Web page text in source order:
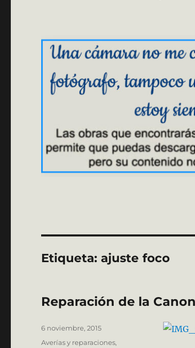
Etiqueta:ajuste foco
Reparación de la
Publicado
6 noviembre, 2015
Categorías
Averías y reparaciones,